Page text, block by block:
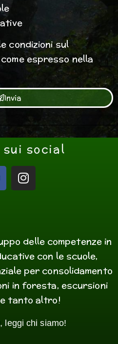
condizioni sul
espresso nella
Invia
sui social
I
n
r
a
m
delle competenze in
con le scuole,
per consolidamento
in foresta, escursioni
tanto altro!
leggi chi siamo!